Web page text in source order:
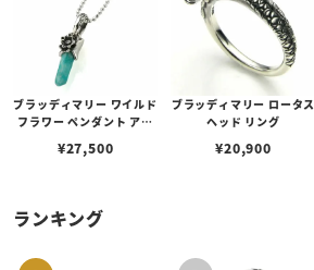
ブラッディマリー ワイルド
フラワー ペンダント アマ
¥27,500
ブラッディマリー ロータス
ヘッド リング
¥20,900
ランキング